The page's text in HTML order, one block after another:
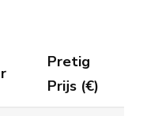
Pretig
Prijs (€)